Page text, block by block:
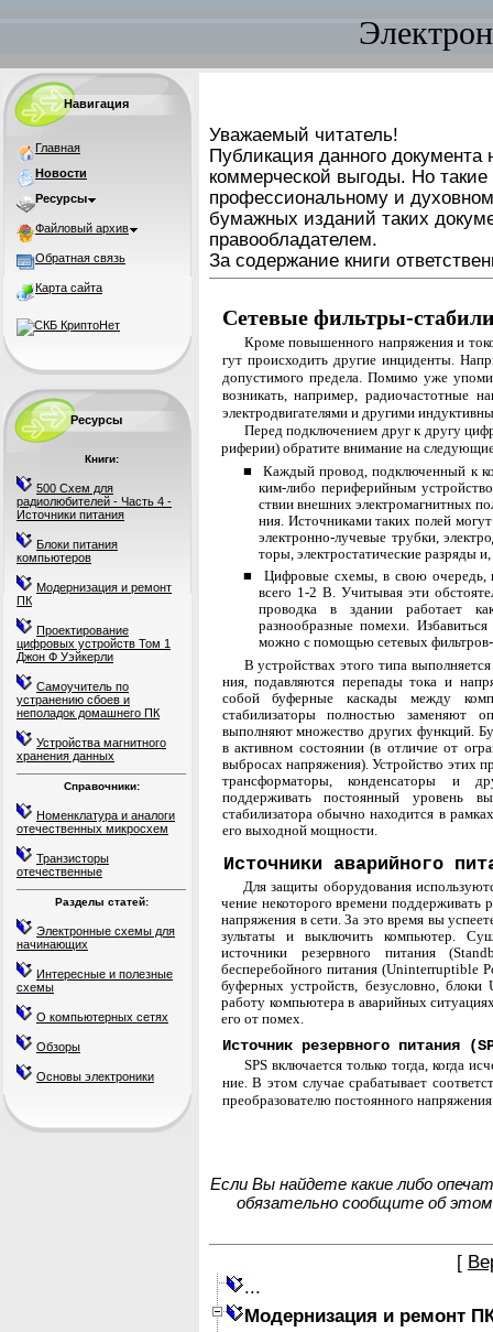
Навигация
Главная
Новости
Ресурсы
Файловый архив
Обратная связь
Карта сайта
Ресурсы
Книги:
500 Схем для
радиолюбителей - Часть 4 -
Источники питания
Блоки питания
компьютеров
Модернизация и ремонт
ПК
Проектирование
цифровых устройств Том 1
Джон Ф Уэйкерли
Самоучитель по
устранению сбоев и
неполадок домашнего ПК
Устройства магнитного
хранения данных
Справочники:
Номенклатура и аналоги
отечественных микросхем
Транзисторы
отечественные
Разделы статей:
Электронные схемы для
начинающих
Интересные и полезные
схемы
О компьютерных сетях
Обзоры
Основы электроники
Уважаемый читатель!
Публикация данного документа
коммерческой выгоды. Но
профессиональному и
бумажных изданий таких
правообладателем.
За содержание книги
Сетевые фильтры-
Кроме повышенного напряжения и
гут происходить другие инциденты.
допустимого предела. Помимо уже
возникать, например, радиочастотные
элек­тродвигателями и другими
Перед подключением друг к другу
риферии) обратите внимание на
■ Каждый провод, подключенный к
ким-либо периферийным
ствии внешних электромагнитных
ния. Источниками таких полей
электронно-лучевые трубки,
торы, электростатические разряды
■ Цифровые схемы, в свою очередь,
все­го 1-2 В. Учитывая эти
про­водка в здании работает
разнообразные помехи.
можно с помощью сетевых фильтров-
В устройствах этого типа
ния, подавляются перепады тока и
собой буферные каскады между
стабилизаторы полностью заменяют
выполняют множество других функций.
в активном состоянии (в отличие от
выбросах напряжения). Устройство этих
трансформаторы, кон­денсаторы и
поддерживать постоянный уровень
стабилизатора обычно находится в
его выходной мощности.
Источники аварийного
Для защиты оборудования
чение некоторого времени поддерживать
напряжения в сети. За это время вы
зультаты и выключить компьютер.
источники резервного питания
бесперебойного питания (Uninterruptible
буферных устройств, без­условно, блоки
работу компьютера в ава­рийных
его от помех.
Источник резервного питания
SPS включается только тогда, когда
ние. В этом случае срабатывает
преобразователю постоянного
Если Вы найдете какие либо
обязательно сообщите об
[
Модернизация и ремонт